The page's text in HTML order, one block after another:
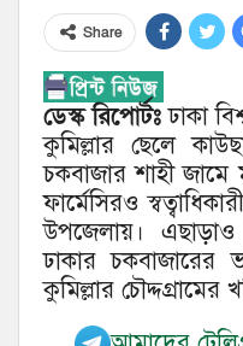
Share
ডেস্ক রিপোর্টঃ ঢাকা
কুমিল্লার ছেলে
চকবাজার শাহী
ফার্মেসিরও
উপজেলায়।
ঢাকার চকবাজারের
কুমিল্লার চৌদ্দগ্রামের